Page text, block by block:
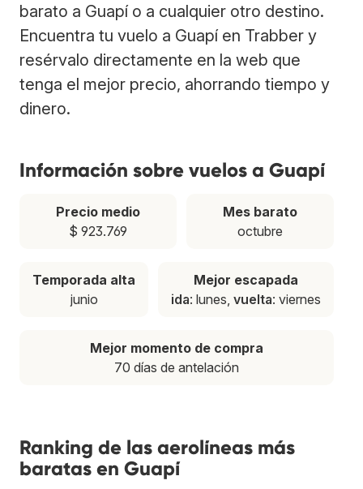
barato a Guapí o a cualquier otro destino.
Encuentra tu vuelo a Guapí en Trabber y
resérvalo directamente en la web que
tenga el mejor precio, ahorrando tiempo y
dinero.
Información sobre vuelos a Guapí
Precio medio
$ 923.769
Mes barato
octubre
Temporada alta
junio
Mejor escapada
ida: lunes, vuelta: viernes
Mejor momento de compra
70 días de antelación
Ranking de las aerolíneas más
baratas en Guapí